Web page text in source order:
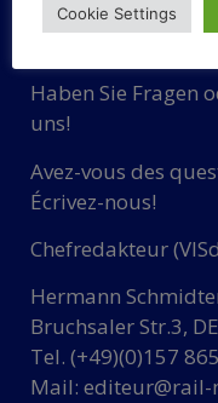
KONTAKT
Haben Sie Fragen
uns!
Avez-vous des
Écrivez-nous!
Chefredakteur
Hermann
Bruchsaler Str.3,
Tel. (+49)(0)157
Mail:
Cookie Settings